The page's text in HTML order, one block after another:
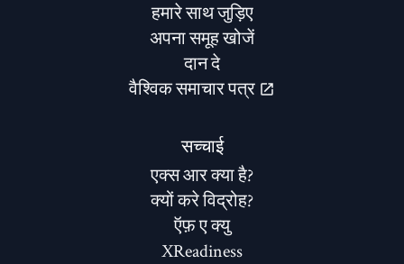
हमारे साथ जुड़िए
अपना समूह खोजें
दान दे
वैश्विक समाचार पत्र
सच्चाई
एक्स आर क्या है?
क्यों करे विद्रोह?
ऍफ़ ए क्यु
XReadiness